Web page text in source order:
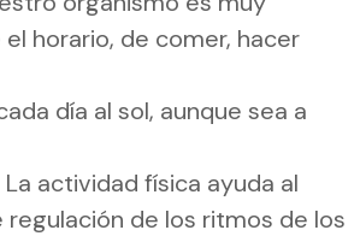
horario, de comer, hacer
día al sol, aunque sea a
actividad física ayuda al
de los ritmos de los